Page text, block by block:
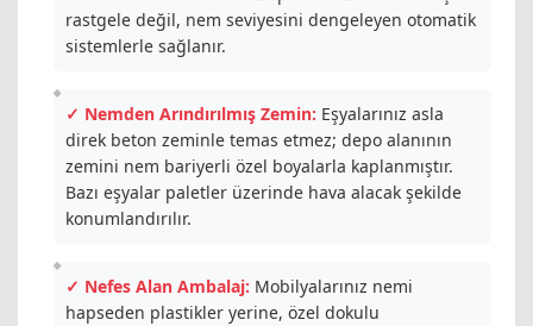
rastgele değil, nem seviyesini dengeleyen otomatik
sistemlerle sağlanır.
✓ Nemden Arındırılmış Zemin: Eşyalarınız asla
direk beton zeminle temas etmez; depo alanının
zemini nem bariyerli özel boyalarla kaplanmıştır.
Bazı eşyalar paletler üzerinde hava alacak şekilde
konumlandırılır.
✓ Nefes Alan Ambalaj: Mobilyalarınız nemi
hapseden plastikler yerine, özel dokulu